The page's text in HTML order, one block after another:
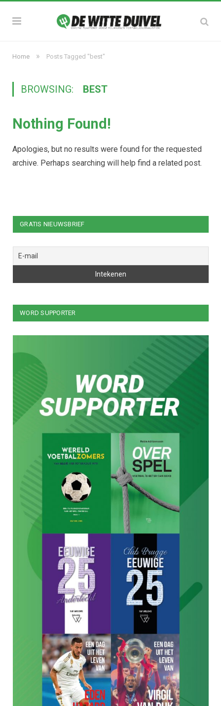
Home » Posts Tagged "best"
BROWSING: BEST
Nothing Found!
Apologies, but no results were found for the requested
archive. Perhaps searching will help find a related post.
GRATIS NIEUWSBRIEF
WORD SUPPORTER